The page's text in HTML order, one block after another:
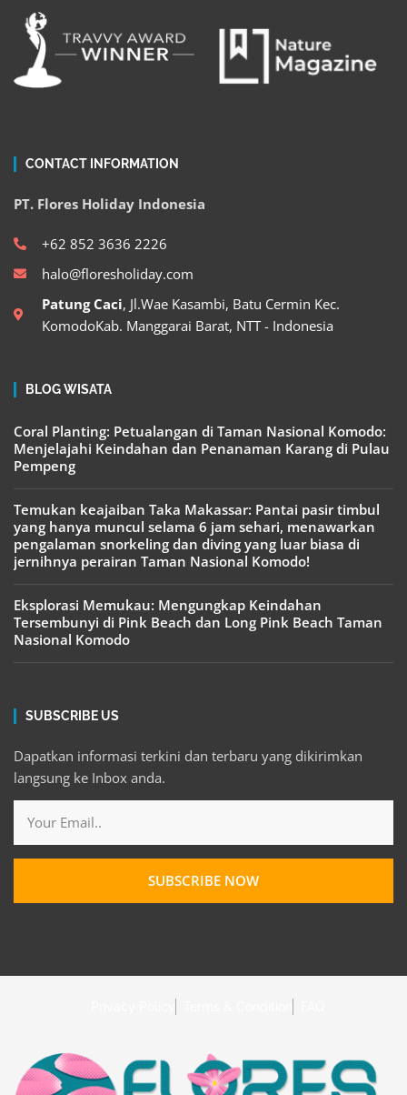
CONTACT INFORMATION
PT. Flores Holiday Indonesia
+62 852 3636 2226
halo@floresholiday.com
Patung Caci, Jl.Wae Kasambi, Batu Cermin Kec.
KomodoKab. Manggarai Barat, NTT - Indonesia
BLOG WISATA
Coral Planting: Petualangan di Taman Nasional Komodo:
Menjelajahi Keindahan dan Penanaman Karang di Pulau
Pempeng
Temukan keajaiban Taka Makassar: Pantai pasir timbul
yang hanya muncul selama 6 jam sehari, menawarkan
pengalaman snorkeling dan diving yang luar biasa di
jernihnya perairan Taman Nasional Komodo!
Eksplorasi Memukau: Mengungkap Keindahan
Tersembunyi di Pink Beach dan Long Pink Beach Taman
Nasional Komodo
SUBSCRIBE US
Dapatkan informasi terkini dan terbaru yang dikirimkan
langsung ke Inbox anda.
SUBSCRIBE NOW